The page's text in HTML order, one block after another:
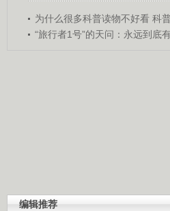
为什么很多科普读物不好看 科
“旅行者1号”的天问：永远到底
编辑推荐